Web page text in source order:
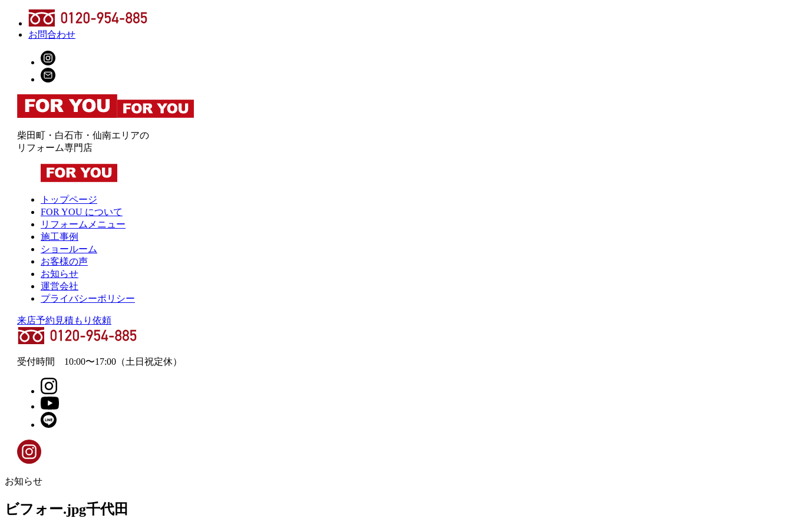
お問合わせ
柴田町・白石市・仙南エリアの
リフォーム専門店
トップページ
FOR YOU について
リフォームメニュー
施工事例
ショールーム
お客様の声
お知らせ
運営会社
プライバシーポリシー
来店予約 見積もり依頼
受付時間 10:00〜17:00 （土日祝定休）
お知らせ
ビフォー.jpg千代田